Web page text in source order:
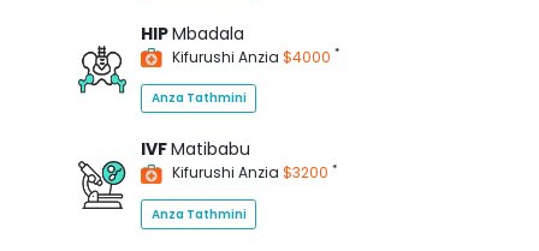
HIPMbadala
Kifurushi Anzia $4000 *
Anza Tathmini
IVFMatibabu
Kifurushi Anzia $3200 *
Anza Tathmini